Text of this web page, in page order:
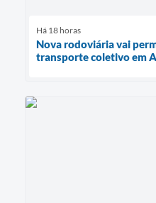
Há 18 horas
Nova rodoviária vai
transporte coletivo em